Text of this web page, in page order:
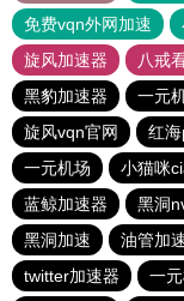
免费vqn外网加速
旋风加速器
八戒
黑豹加速器
一元
旋风vqn官网
红
一元机场
小猫咪
蓝鲸加速器
黑洞
黑洞加速
油管加
twitter加速器
一